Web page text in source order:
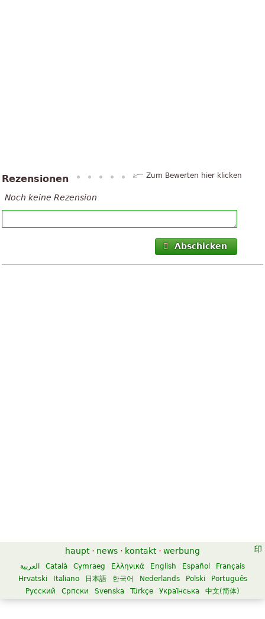
Rezensionen Zum Bewerten hier klicken
Noch keine Rezension
Abschicken
haupt · news · kontakt · werbung
العربية Català Cymraeg Ελληνικά English Español
Français
Hrvatski
Italiano 日本語 한국어 Nederlands Polski
Português
Русский
Српски Svenska Türkçe Українська 中文(简体)